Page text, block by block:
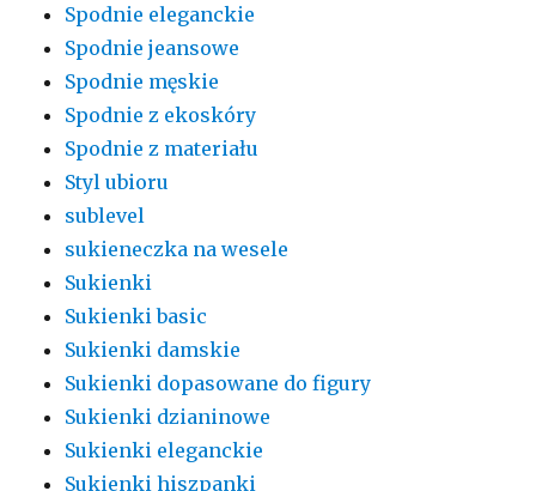
Spodnie eleganckie
Spodnie jeansowe
Spodnie męskie
Spodnie z ekoskóry
Spodnie z materiału
Styl ubioru
sublevel
sukieneczka na wesele
Sukienki
Sukienki basic
Sukienki damskie
Sukienki dopasowane do figury
Sukienki dzianinowe
Sukienki eleganckie
Sukienki hiszpanki